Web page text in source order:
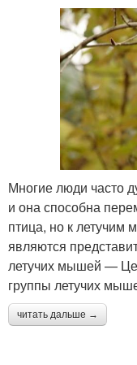
Многие люди часто
и она способна
птица, но к летучим
являются
летучих мышей —
группы летучих
читать дальше →